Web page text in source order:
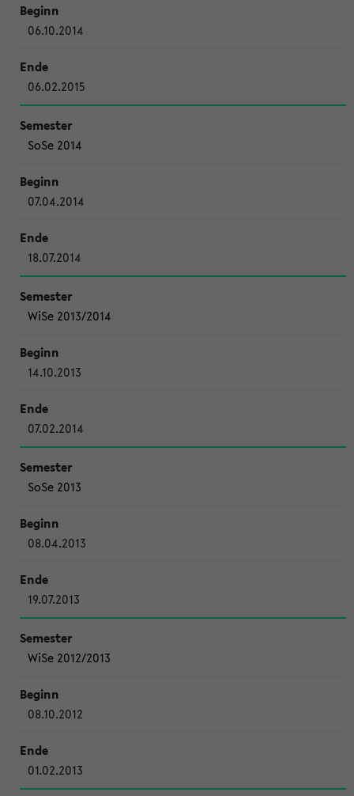
06.10.2014
06.02.2015
SoSe 2014
07.04.2014
18.07.2014
WiSe 2013/2014
14.10.2013
07.02.2014
SoSe 2013
08.04.2013
19.07.2013
WiSe 2012/2013
08.10.2012
01.02.2013